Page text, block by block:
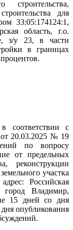
строительства,
для
33:05:174124:1,
область, г.о.
з/у 23, в части
в границах
соответствии с
от 20.03.2025 № 19
по вопросу
от предельных
реконструкции
участка
Российская
город Владимир,
15 дней со дня
опубликования